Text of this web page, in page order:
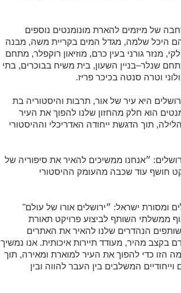
של מיזמים להארת מונומנטים נוספים
היכל שלמה, מגדל המים בקריית משה, מבנה
מנזר גורני בעין כרם, מוזיאון רוקפלר, מתחם
שנלר–בניין השעון, בית משיח בבוכרים, בתי
וטרה סנטה בכיכר פריז.
היא עיר של אור, תרבות והיסטוריה בת
הוא חלק מהחזון שלנו להפוך את העיר
תוך הדגשת ייחודה האדריכלי וההיסטורי
״אנחנו ממשיכים להאיר את סיפוריה של
חושף עוד שכבה מהעומק ההיסטורי
ומסורת ישראל: ״ירושלים אורו של עולם"
ממשלתי השותף לביצוע פרויקט תאורת
הנהדרים שלנו להאיר את האתרים
בקצב מהיר, מעודד תיירות איכותית. אנו נמשיך
הזו כדי להפוך את העיר למוארת ומאירה, תוך
המשלבים בין העבר להווה ובין